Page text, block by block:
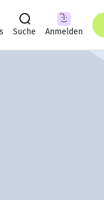
Suche Anmelden